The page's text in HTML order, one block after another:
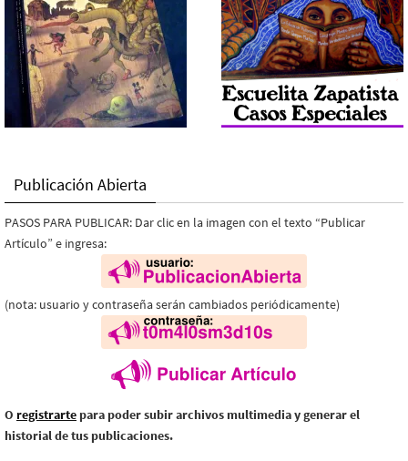
Publicación Abierta
PASOS PARA PUBLICAR: Dar clic en la imagen con el texto “Publicar
Artículo” e ingresa:
(nota: usuario y contraseña serán cambiados periódicamente)
O registrarte para poder subir archivos multimedia y generar el
historial de tus publicaciones.